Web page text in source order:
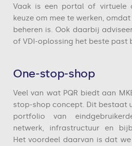
Vaak is een portal of virtuele
keuze om mee te werken,
beheren is. Ook daarbij
of VDI-oplossing het beste past
One-stop-shop
Veel van wat PQR biedt aan
stop-shop concept. Dit bestaat
portfolio van
netwerk, infrastructuur en
Het voordeel daarvan is dat